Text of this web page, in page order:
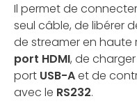
Il permet de
seul câble, de libérer
de streamer en haute
port HDMI, de
port USB-Aet de
avec le RS232.